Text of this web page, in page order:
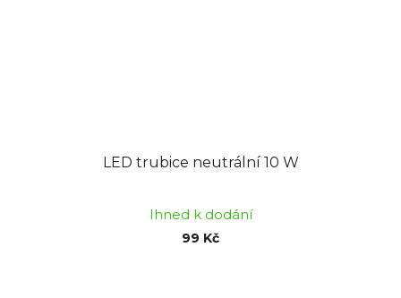
LED trubice neutrální 10 W
Ihned k dodání
99 Kč